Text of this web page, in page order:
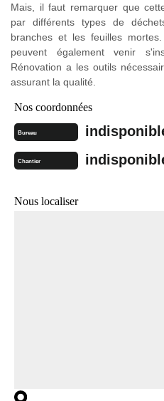
Mais, il faut remarquer que
par différents types de
branches et les feuilles
peuvent également venir
Rénovation a les outils
assurant la qualité.
Nos coordonnées
Bureau
Chantier
Nous localiser